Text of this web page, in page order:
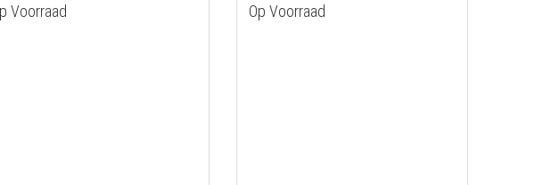
Voorraad
Op Voorraad